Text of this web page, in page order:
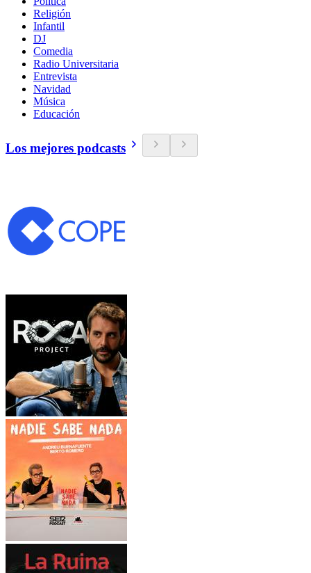
Religión
Infantil
DJ
Comedia
Radio Universitaria
Entrevista
Navidad
Música
Educación
Los mejores podcasts